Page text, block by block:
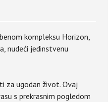
kompleksu Horizon,
nudeći jedinstvenu
za ugodan život. Ovaj
s prekrasnim pogledom